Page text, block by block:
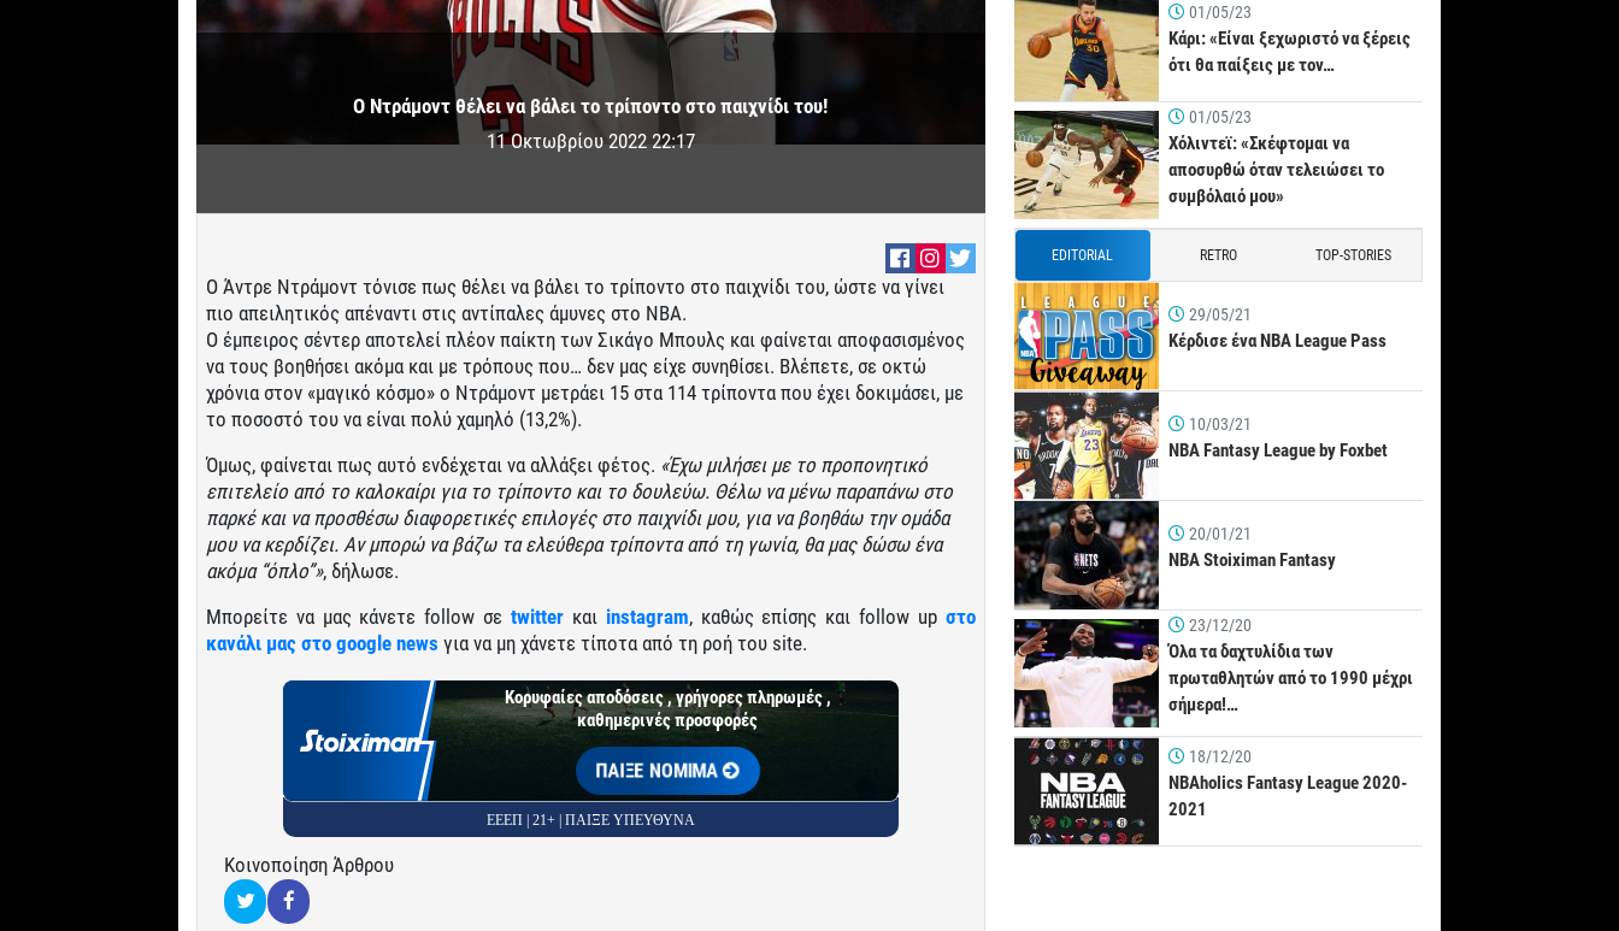
Ο Ντράμοντ θέλει να βάλει το τρίποντο στο παιχνίδι του!
11 Οκτωβρίου 2022 22:17
Ο Άντρε Ντράμοντ τόνισε πως θέλει να βάλει το τρίποντο στο παιχνίδι του, ώστε να γίνει
πιο απειλητικός απέναντι στις αντίπαλες άμυνες στο ΝΒΑ.
Ο έμπειρος σέντερ αποτελεί πλέον παίκτη των Σικάγο Μπουλς και φαίνεται αποφασισμένος
να τους βοηθήσει ακόμα και με τρόπους που… δεν μας είχε συνηθίσει. Βλέπετε, σε οκτώ
χρόνια στον «μαγικό κόσμο» ο Ντράμοντ μετράει 15 στα 114 τρίποντα που έχει δοκιμάσει, με
το ποσοστό του να είναι πολύ χαμηλό (13,2%).
Όμως, φαίνεται πως αυτό ενδέχεται να αλλάξει φέτος. «Έχω μιλήσει με το προπονητικό
επιτελείο από το καλοκαίρι για το τρίποντο και το δουλεύω. Θέλω να μένω παραπάνω στο
παρκέ και να προσθέσω διαφορετικές επιλογές στο παιχνίδι μου, για να βοηθάω την ομάδα
μου να κερδίζει. Αν μπορώ να βάζω τα ελεύθερα τρίποντα από τη γωνία, θα μας δώσω ένα
ακόμα “όπλο”», δήλωσε.
Μπορείτε να μας κάνετε follow σε twitter και instagram, καθώς επίσης και follow up στο
κανάλι μας στο google news για να μη χάνετε τίποτα από τη ροή του site.
Κορυφαίες αποδόσεις , γρήγορες πληρωμές ,
καθημερινές προσφορές
ΠΑΙΞΕ ΝΟΜΙΜΑ
ΕΕΕΠ | 21+ | ΠΑΙΞΕ ΥΠΕΥΘΥΝΑ
Κοινοποίηση Άρθρου
01/05/23
Κάρι: «Είναι ξεχωριστό να ξέρεις
ότι θα παίξεις με τον…
01/05/23
Χόλιντεϊ: «Σκέφτομαι να
αποσυρθώ όταν τελειώσει το
συμβόλαιό μου»
EDITORIAL RETRO TOP-STORIES
29/05/21
Κέρδισε ένα NBA League Pass
10/03/21
NBA Fantasy League by Foxbet
20/01/21
NBA Stoiximan Fantasy
23/12/20
Όλα τα δαχτυλίδια των
πρωταθλητών από το 1990 μέχρι
σήμερα!…
18/12/20
NBAholics Fantasy League 2020-
2021